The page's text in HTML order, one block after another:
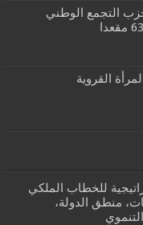
حزب التجمع الوطني
القروية
للخطاب الملكي
منطق الدولة،